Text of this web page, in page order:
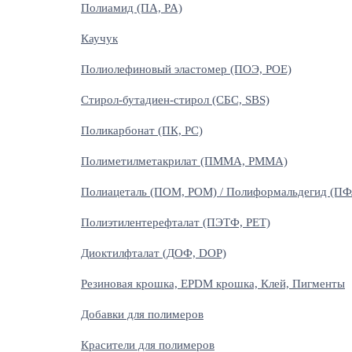
Полиамид (ПА, PA)
Каучук
Полиолефиновый эластомер (ПОЭ, POE)
Стирол-бутадиен-стирол (СБС, SBS)
Поликарбонат (ПК, PC)
Полиметилметакрилат (ПММА, PMMA)
Полиацеталь (ПОМ, POM) / Полиформальдегид
Полиэтилентерефталат (ПЭТФ, PET)
Диоктилфталат (ДОФ, DOP)
Резиновая крошка, EPDM крошка, Клей, Пигменты
Добавки для полимеров
Красители для полимеров